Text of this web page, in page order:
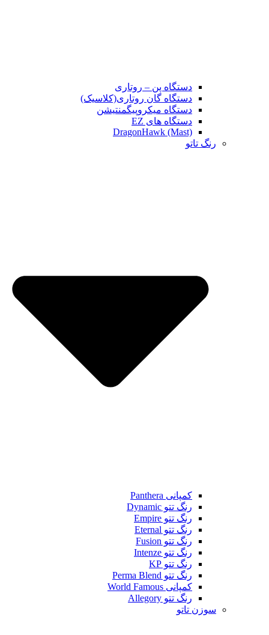
دستگاه پن – روتاری
دستگاه گان روتاری(کلاسیک)
دستگاه میکروپیگمنتیشن
دستگاه های EZ
DragonHawk (Mast)
رنگ تاتو
کمپانی Panthera
رنگ تتو Dynamic
رنگ تتو Empire
رنگ تتو Eternal
رنگ تتو Fusion
رنگ تتو Intenze
رنگ تتو KP
رنگ تتو Perma Blend
کمپانی World Famous
رنگ تتو Allegory
سوزن تاتو